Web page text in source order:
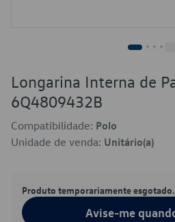
Longarina Interna de
6Q4809432B
Compatibilidade: Polo
Unidade de venda: Unitário(a)
Produto temporariamente esgotado.
Avise-me